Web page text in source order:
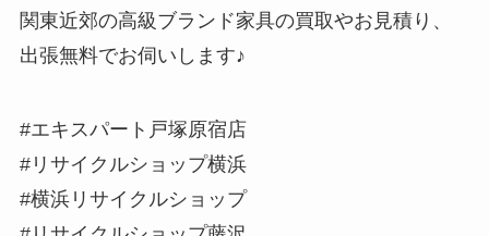
関東近郊の高級ブランド家具の買取やお見積り、
出張無料でお伺いします♪
#エキスパート戸塚原宿店
#リサイクルショップ横浜
#横浜リサイクルショップ